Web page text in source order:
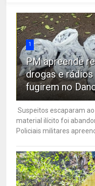
1
PM apreende
drogas e
fugirem no
Suspeitos escaparam
material ilícito foi
Policiais militares